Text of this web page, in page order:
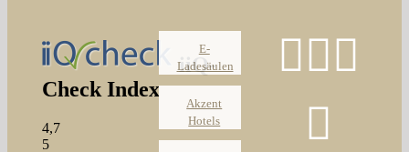
E-
Ladesäulen
Akzent
Hotels